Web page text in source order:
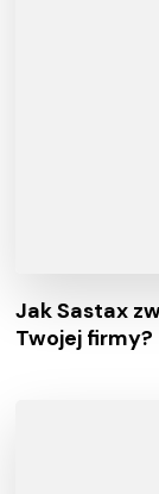
Jak Sastax
Twojej firmy?